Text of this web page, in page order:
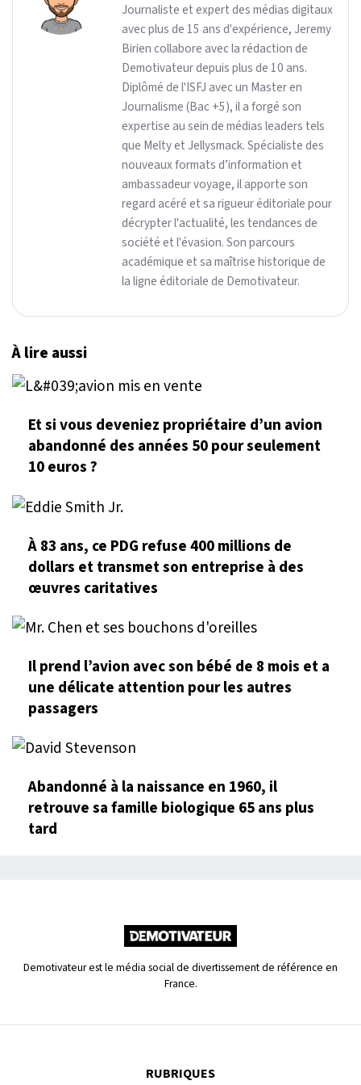
Journaliste et expert des médias digitaux
avec plus de 15 ans d'expérience, Jeremy
Birien collabore avec la rédaction de
Demotivateur depuis plus de 10 ans.
Diplômé de l'ISFJ avec un Master en
Journalisme (Bac +5), il a forgé son
expertise au sein de médias leaders tels
que Melty et Jellysmack. Spécialiste des
nouveaux formats d’information et
ambassadeur voyage, il apporte son
regard acéré et sa rigueur éditoriale pour
décrypter l'actualité, les tendances de
société et l'évasion. Son parcours
académique et sa maîtrise historique de
la ligne éditoriale de Demotivateur.
À lire aussi
Et si vous deveniez propriétaire d’un avion
abandonné des années 50 pour seulement
10 euros ?
À 83 ans, ce PDG refuse 400 millions de
dollars et transmet son entreprise à des
œuvres caritatives
Il prend l’avion avec son bébé de 8 mois et a
une délicate attention pour les autres
passagers
Abandonné à la naissance en 1960, il
retrouve sa famille biologique 65 ans plus
tard
Demotivateur est le média social de divertissement de référence en
France.
RUBRIQUES